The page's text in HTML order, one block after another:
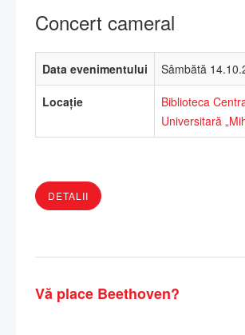
Concert cameral
Data evenimentului Sâmbătă
Locație
Biblioteca
Universitară
DETALII
Vă place Beethoven?